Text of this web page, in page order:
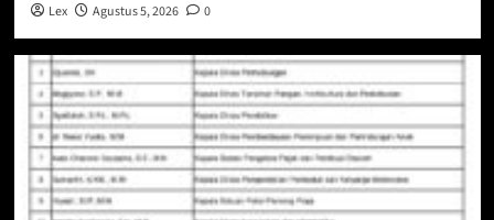
Lex Agustus 5, 2026 0